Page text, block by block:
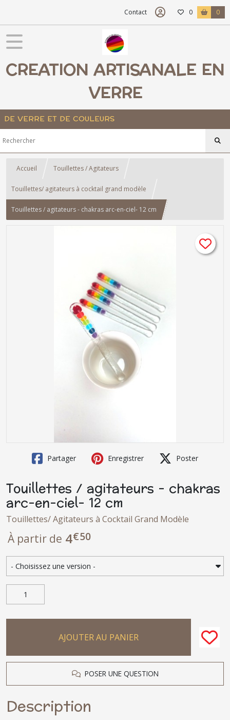
Contact 0 0
CREATION ARTISANALE EN
VERRE
DE VERRE ET DE COULEURS
Accueil Touillettes / Agitateurs
Touillettes/ agitateurs à cocktail grand modèle
Touillettes / agitateurs - chakras arc-en-ciel- 12 cm
Partager Enregistrer Poster
Touillettes / agitateurs - chakras
arc-en-ciel- 12 cm
Touillettes/ Agitateurs à Cocktail Grand Modèle
À partir de 4€50
AJOUTER AU PANIER
POSER UNE QUESTION
Description